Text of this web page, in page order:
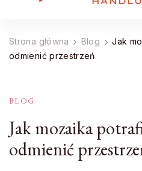
Strona główna Blog
Jak
odmienić przestrzeń
BLOG
Jak mozaika
odmienić